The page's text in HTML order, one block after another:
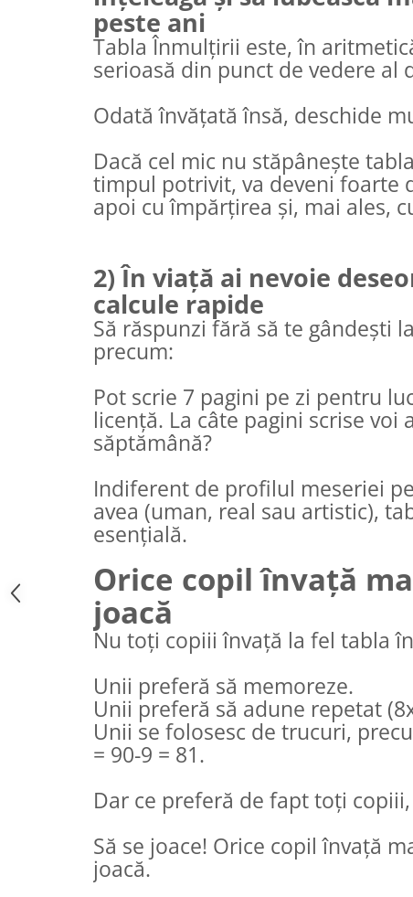
peste ani
Tabla Înmulțirii este, în
serioasă din punct de vedere al
Odată învățată însă, deschide
Dacă cel mic nu stăpânește
timpul potrivit, va deveni foarte
apoi cu împărțirea și, mai ales,
2) În viață ai nevoie
calcule rapide
Să răspunzi fără să te gândești
precum:
Pot scrie 7 pagini pe zi pentru
licență. La câte pagini scrise voi
săptămână?
Indiferent de profilul meseriei
avea (uman, real sau artistic),
esențială.
Orice copil învață
joacă
Nu toți copiii învață la fel tabla
Unii preferă să memoreze.
Unii preferă să adune repetat
Unii se folosesc de trucuri,
= 90-9 = 81.
Dar ce preferă de fapt toți
Să se joace! Orice copil învață
joacă.